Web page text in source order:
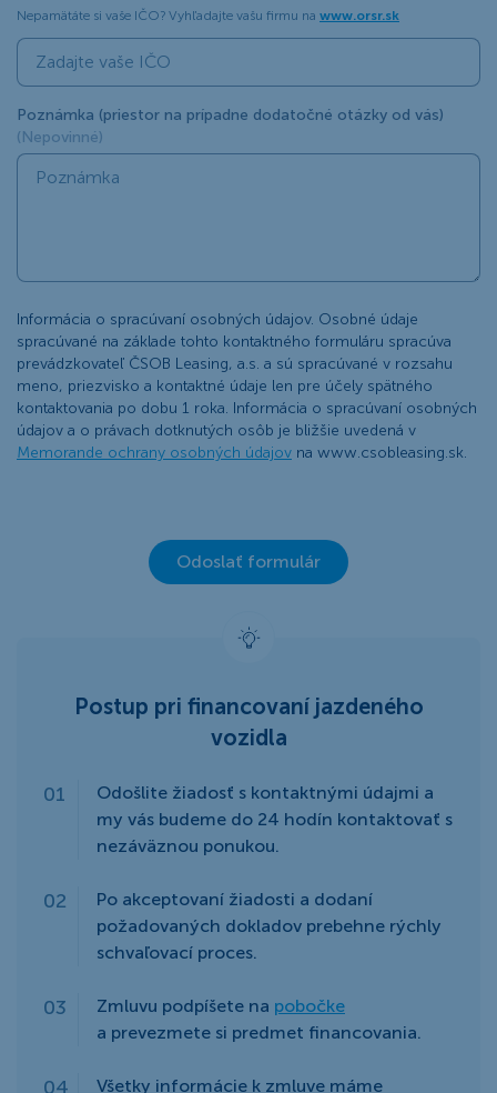
Nepamätáte si vaše IČO? Vyhľadajte vašu firmu na www.orsr.sk
Poznámka (priestor na prípadne dodatočné otázky od vás)
(Nepovinné)
Informácia o spracúvaní osobných údajov. Osobné údaje
spracúvané na základe tohto kontaktného formuláru spracúva
prevádzkovateľ ČSOB Leasing, a.s. a sú spracúvané v rozsahu
meno, priezvisko a kontaktné údaje len pre účely spätného
kontaktovania po dobu 1 roka. Informácia o spracúvaní osobných
údajov a o právach dotknutých osôb je bližšie uvedená v
Memorande ochrany osobných údajov na www.csobleasing.sk.
Odoslať formulár
Postup pri financovaní jazdeného
vozidla
Odošlite žiadosť s kontaktnými údajmi a
my vás budeme do 24 hodín kontaktovať s
nezáväznou ponukou.
Po akceptovaní žiadosti a dodaní
požadovaných dokladov prebehne rýchly
schvaľovací proces.
Zmluvu podpíšete na pobočke
a prevezmete si predmet financovania.
Všetky informácie k zmluve máme